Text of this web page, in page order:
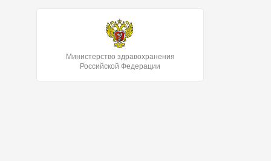
Министерство здравохранения
Российской Федерации